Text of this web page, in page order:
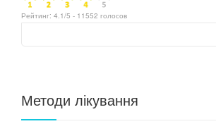
Рейтинг: 4.1/5 - 11552 голосов
Методи лікування